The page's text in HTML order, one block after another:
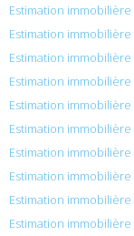
Estimation
Estimation
Estimation
Estimation
Estimation
Estimation
Estimation
Estimation
Estimation immobilière
Estimation